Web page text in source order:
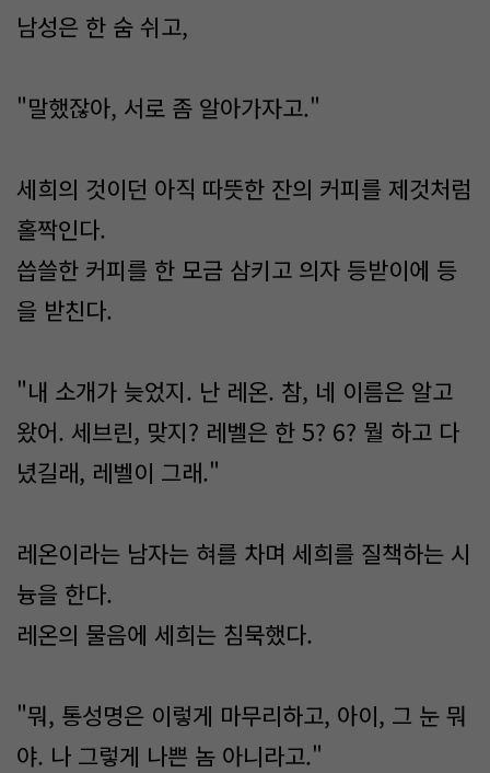
남성은 한 숨 쉬고,
"말했잖아, 서로 좀 알아가자고."
세희의 것이던 아직 따뜻한 잔의 커피를 제것처럼
홀짝인다.
씁쓸한 커피를 한 모금 삼키고 의자 등받이에 등
을 받친다.
"내 소개가 늦었지. 난 레온. 참, 네 이름은 알고
왔어. 세브린, 맞지? 레벨은 한 5? 6? 뭘 하고 다
녔길래, 레벨이 그래."
레온이라는 남자는 혀를 차며 세희를 질책하는 시
늉을 한다.
레온의 물음에 세희는 침묵했다.
"뭐, 통성명은 이렇게 마무리하고, 아이, 그 눈 뭐
야. 나 그렇게 나쁜 놈 아니라고."